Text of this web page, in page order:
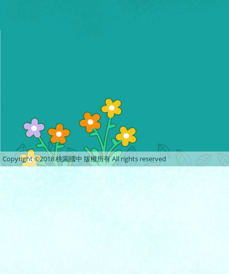
Copyright ©2018 桃園國中 版權所有 All rights reserved